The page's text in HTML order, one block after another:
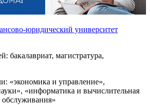
юридический университет
бакалавриат, магистратура,
«экономика и управление»,
«информатика и вычислительная
обслуживания»